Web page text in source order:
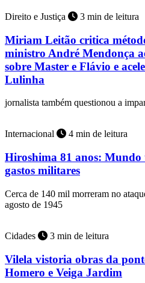
Direito e Justiça 3 min de leitura
Miriam Leitão critica
ministro André Mendonça
sobre Master e Flávio e
Lulinha
jornalista também questionou a
Internacional 4 min de leitura
Hiroshima 81 anos: Mundo
gastos militares
Cerca de 140 mil morreram no
agosto de 1945
Cidades 3 min de leitura
Vilela vistoria obras da
Homero e Veiga Jardim